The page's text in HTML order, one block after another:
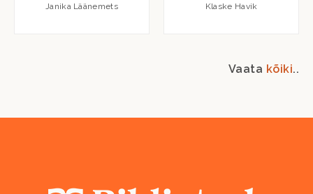
Janika Läänemets Klaske Havik
Vaata kõiki..